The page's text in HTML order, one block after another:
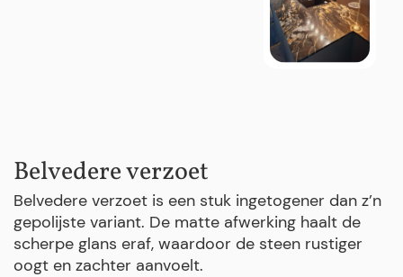
Belvedere verzoet
Belvedere verzoet is een stuk ingetogener dan z’n
gepolijste variant. De matte afwerking haalt de
scherpe glans eraf, waardoor de steen rustiger
oogt en zachter aanvoelt.